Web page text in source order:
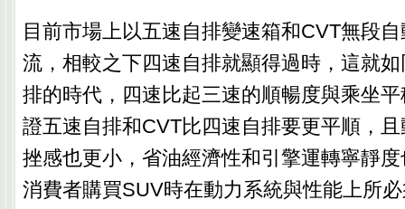
目前市場上以五速自排變速箱和CVT無段
流，相較之下四速自排就顯得過時，這就
排的時代，四速比起三速的順暢度與乘坐
證五速自排和CVT比四速自排要更平順，
挫感也更小，省油經濟性和引擎運轉寧靜
消費者購買SUV時在動力系統與性能上所